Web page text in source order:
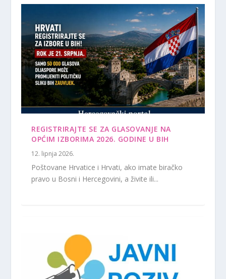
REGISTRIRAJTE SE ZA GLASOVANJE NA
OPĆIM IZBORIMA 2026. GODINE U BIH
12. lipnja 2026.
Poštovane Hrvatice i Hrvati, ako imate biračko
pravo u Bosni i Hercegovini, a živite ili...